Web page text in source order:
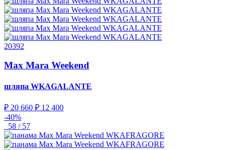
20392
Max Mara Weekend
шляпа WKAGALANTE
₽ 20 660 ₽ 12 400
-40%
58 / 57